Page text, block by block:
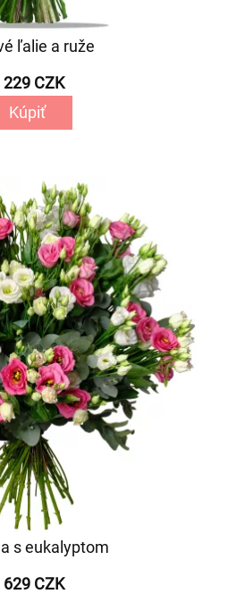
ľalie a ruže
229 CZK
Kúpiť
s eukalyptom
629 CZK